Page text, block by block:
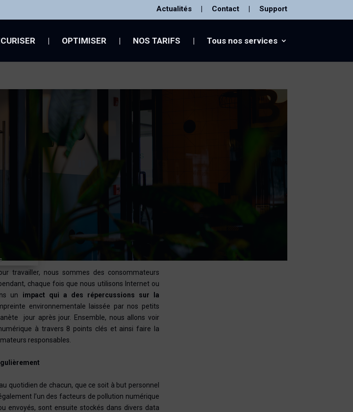
Actualités | Contact | Support
| OPTIMISER | NOS TARIFS | Tous nos services
travailler, nous sommes des consommateurs
chaque fois que nous utilisons Internet ou
un impact qui a des répercussions sur la
environnementale laissée par nos petits
jour après jour. Ensemble, nous allons voir
à travers 8 points clés et ainsi faire la
responsables.
quotidien de chacun, que ce soit à but personnel
l’un des facteurs de pollution numérique
envoyés, sont ensuite stockés dans divers data